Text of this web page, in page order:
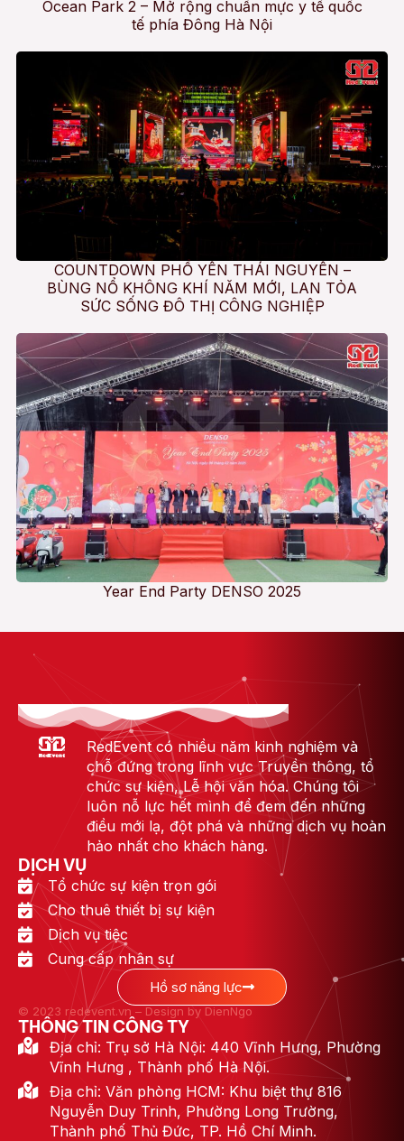
Ocean Park 2 – Mở rộng chuẩn mực y tế quốc
tế phía Đông Hà Nội
COUNTDOWN PHỔ YÊN THÁI NGUYÊN –
BÙNG NỔ KHÔNG KHÍ NĂM MỚI, LAN TỎA
SỨC SỐNG ĐÔ THỊ CÔNG NGHIỆP
Year End Party DENSO 2025
RedEvent có nhiều năm kinh nghiệm và
chỗ đứng trong lĩnh vực Truyền thông, tổ
chức sự kiện, Lễ hội văn hóa. Chúng tôi
luôn nỗ lực hết mình để đem đến những
điều mới lạ, đột phá và những dịch vụ hoàn
hảo nhất cho khách hàng.
DỊCH VỤ
Tổ chức sự kiện trọn gói
Cho thuê thiết bị sự kiện
Dịch vụ tiệc
Cung cấp nhân sự
Hồ sơ năng lực
© 2023 redevent.vn – Design by DienNgo
THÔNG TIN CÔNG TY
Địa chỉ: Trụ sở Hà Nội: 440 Vĩnh Hưng, Phường
Vĩnh Hưng , Thành phố Hà Nội.
Địa chỉ: Văn phòng HCM: Khu biệt thự 816
Nguyễn Duy Trinh, Phường Long Trường,
Thành phố Thủ Đức, TP. Hồ Chí Minh.